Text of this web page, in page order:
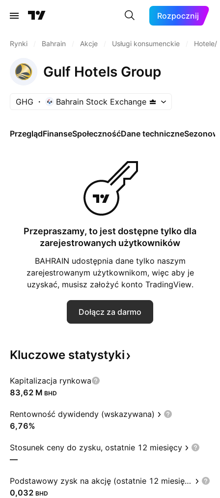
Rozpocznij
Rynki Bahrain Akcje Usługi konsumenckie Hotele/
Gulf Hotels Group
GHG Bahrain Stock Exchange
PrzeglądFinanseSpołecznośćDane techniczne
Przepraszamy, to jest dostępne tylko dla
zarejestrowanych użytkowników
BAHRAIN udostępnia dane tylko naszym
zarejestrowanym użytkownikom, więc aby je
uzyskać, musisz założyć konto TradingView.
Dołącz za darmo
Kluczowe statystyki
Kapitalizacja rynkowa
‪83,62 M‬ BHD
Rentowność dywidendy (wskazywana)
6,76%
Stosunek ceny do zysku, ostatnie 12 miesięcy
—
Podstawowy zysk na akcję (ostatnie 12 miesięcy)
0,032 BHD